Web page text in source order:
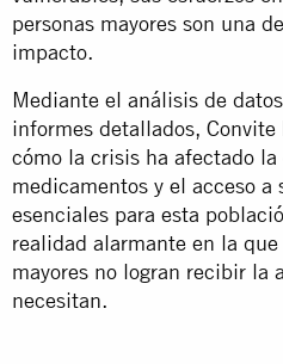
personas mayores son una
impacto.
Mediante el análisis de
informes detallados,
cómo la crisis ha afectado
medicamentos y el acceso a
esenciales para esta
realidad alarmante en la
mayores no logran recibir la
necesitan.